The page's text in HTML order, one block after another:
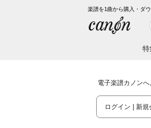
楽譜を1曲から購入・ダ
特
電子楽譜カノンへ
ログイン | 新規